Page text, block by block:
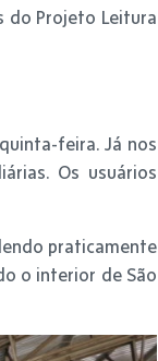
do Projeto Leitura
feira. Já nos
Os usuários
praticamente
o interior de São